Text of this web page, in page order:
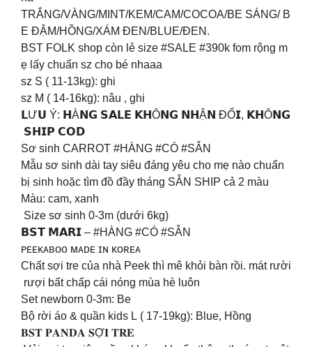
TRẮNG/VÀNG/MINT/KEM/CAM/COCOA/BE SÁNG/ B
E ĐẬM/HỒNG/XÁM ĐEN/BLUE/ĐEN.
BST FOLK shop còn lẻ size #SALE #390k fom rộng m
ẹ lấy chuẩn sz cho bé nhaaa
sz S ( 11-13kg): ghi
sz M ( 14-16kg): nâu , ghi
𝗟Ư𝗨 Ý: 𝗛À𝗡𝗚 𝗦𝗔𝗟𝗘 𝗞𝗛Ô𝗡𝗚 𝗡𝗛Ậ𝗡 ĐỔ𝗜, 𝗞𝗛Ô𝗡𝗚
𝗦𝗛𝗜𝗣 𝗖𝗢𝗗
Sơ sinh CARROT #HÀNG #CÓ #SẴN
Mẫu sơ sinh dài tay siêu đáng yêu cho mẹ nào chuẩn
bị sinh hoặc tìm đồ đầy tháng SẴN SHIP cả 2 màu
Màu: cam, xanh
Size sơ sinh 0-3m (dưới 6kg)
𝗕𝗦𝗧 𝗠𝗔𝗥𝗜 – #HÀNG #CÓ #SẴN
ᴘᴇᴇᴋᴀʙᴏᴏ ᴍᴀᴅᴇ ɪɴ ᴋᴏʀᴇᴀ
Chất sợi tre của nhà Peek thì mê khỏi bàn rồi. mát rười
rượi bất chấp cái nóng mùa hè luôn
Set newborn 0-3m: Be
Bộ rời áo & quần kids L ( 17-19kg): Blue, Hồng
𝐁𝐒𝐓 𝐏𝐀𝐍𝐃𝐀 𝐒Ợ𝐈 𝐓𝐑𝐄